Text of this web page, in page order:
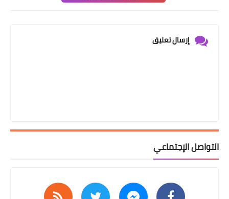
إرسال تعليق
التواصل الإجتماعي